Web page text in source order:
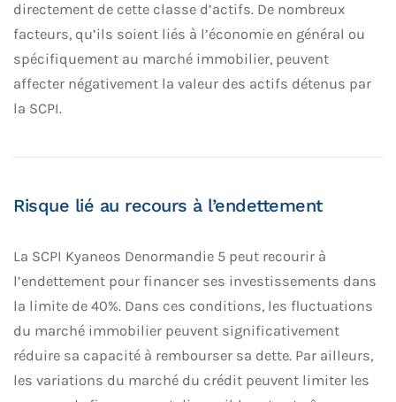
directement de cette classe d’actifs. De nombreux
facteurs, qu’ils soient liés à l’économie en général ou
spécifiquement au marché immobilier, peuvent
affecter négativement la valeur des actifs détenus par
la SCPI.
Risque lié au recours à l’endettement
La SCPI Kyaneos Denormandie 5 peut recourir à
l’endettement pour financer ses investissements dans
la limite de 40%. Dans ces conditions, les fluctuations
du marché immobilier peuvent significativement
réduire sa capacité à rembourser sa dette. Par ailleurs,
les variations du marché du crédit peuvent limiter les